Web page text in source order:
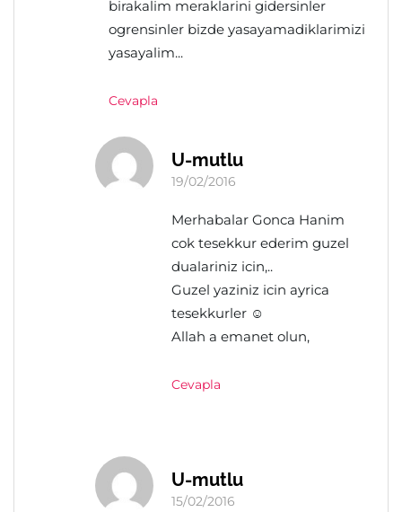
birakalim meraklarini gidersinler
ogrensinler bizde yasayamadiklarimizi
yasayalim...
Cevapla
U-mutlu
19/02/2016
Merhabalar Gonca Hanim
cok tesekkur ederim guzel
dualariniz icin,..
Guzel yaziniz icin ayrica
tesekkurler ☺
Allah a emanet olun,
Cevapla
U-mutlu
15/02/2016